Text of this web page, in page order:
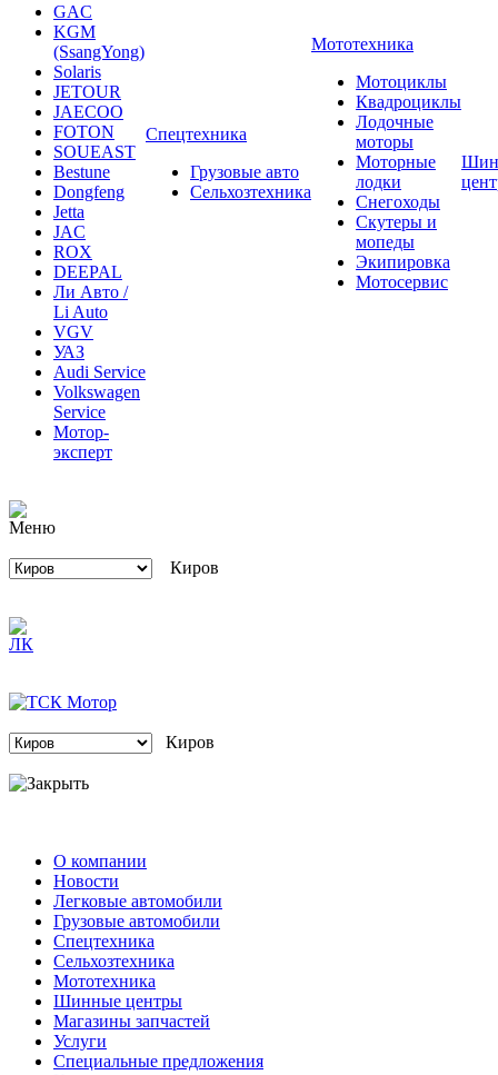
KGM
(SsangYong)
Solaris
JETOUR
JAECOO
FOTON
SOUEAST
Bestune
Dongfeng
Jetta
JAC
ROX
DEEPAL
Ли Авто /
Li Auto
VGV
УАЗ
Audi Service
Volkswagen
Service
Мотор-
эксперт
Сельхозтехника
Квадроциклы
Лодочные
моторы
Моторные
лодки
Снегоходы
Скутеры и
мопеды
Экипировка
Мотосервис
Новости
Легковые автомобили
Грузовые автомобили
Спецтехника
Сельхозтехника
Мототехника
Шинные центры
Магазины запчастей
Услуги
Специальные предложения
Контакты